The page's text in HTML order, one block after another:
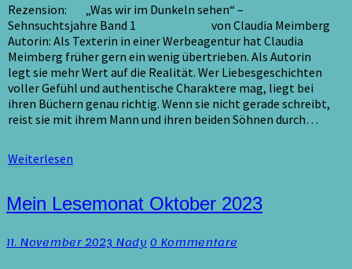
1
von
Claudia
Meimberg
/
Rezension
Rezension: „Was wir im Dunkeln sehen“ –
Sehnsuchtsjahre Band 1 von Claudia Meimberg
Autorin: Als Texterin in einer Werbeagentur hat Claudia
Meimberg früher gern ein wenig übertrieben. Als Autorin
legt sie mehr Wert auf die Realität. Wer Liebesgeschichten
voller Gefühl und authentische Charaktere mag, liegt bei
ihren Büchern genau richtig. Wenn sie nicht gerade schreibt,
reist sie mit ihrem Mann und ihren beiden Söhnen durch…
Weiterlesen
Mein
Lesemonat
2023
Mein Lesemonat Oktober 2023
11. November 2023NadyKommentare
0 Kommentare